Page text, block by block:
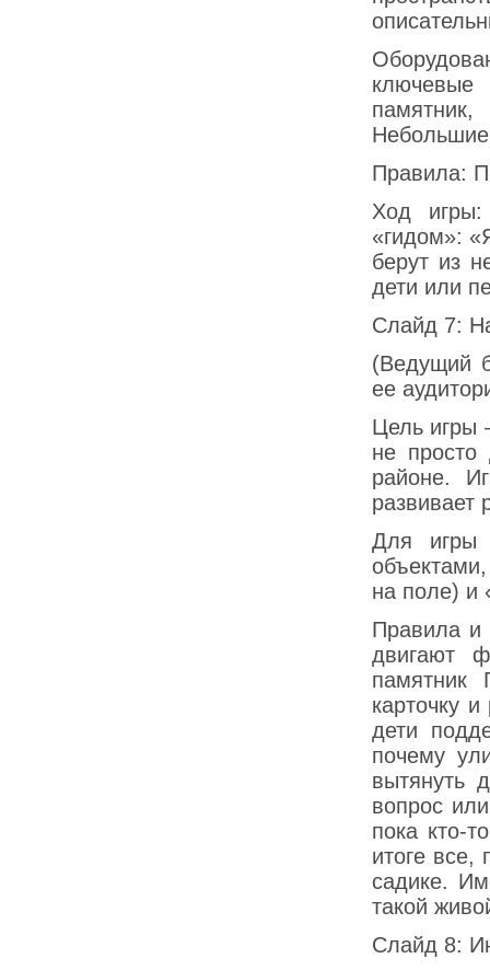
ключевые
Правила:
Ход игры:
«гидом»:
берут из
дети или
Слайд 7:
(Ведущий
ее
Цель игры
не
районе.
развивает
Для игры
на поле) и
Правила и
двигают
памятник
карточку
дети
почему
вытянуть
вопрос
пока кто-
итоге все,
садике.
такой
Слайд 8: